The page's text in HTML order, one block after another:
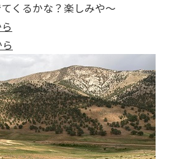
くるかな？楽しみや～